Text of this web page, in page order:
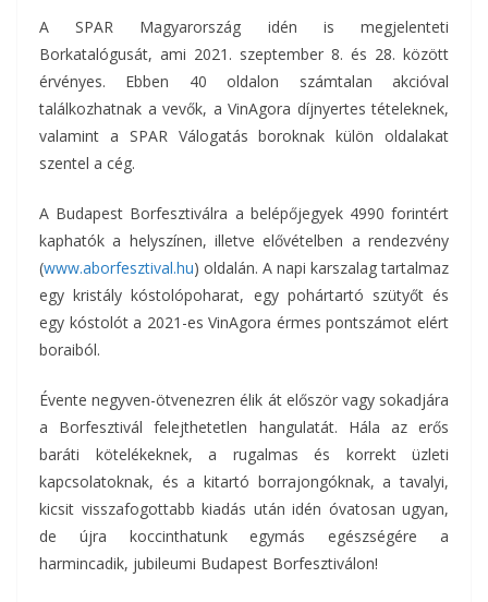
A SPAR Magyarország idén is megjelenteti
Borkatalógusát, ami 2021. szeptember 8. és 28. között
érvényes. Ebben 40 oldalon számtalan akcióval
találkozhatnak a vevők, a VinAgora díjnyertes tételeknek,
valamint a SPAR Válogatás boroknak külön oldalakat
szentel a cég.
A Budapest Borfesztiválra a belépőjegyek 4990 forintért
kaphatók a helyszínen, illetve elővételben a rendezvény
(www.aborfesztival.hu) oldalán. A napi karszalag tartalmaz
egy kristály kóstolópoharat, egy pohártartó szütyőt és
egy kóstolót a 2021-es VinAgora érmes pontszámot elért
boraiból.
Évente negyven-ötvenezren élik át először vagy sokadjára
a Borfesztivál felejthetetlen hangulatát. Hála az erős
baráti kötelékeknek, a rugalmas és korrekt üzleti
kapcsolatoknak, és a kitartó borrajongóknak, a tavalyi,
kicsit visszafogottabb kiadás után idén óvatosan ugyan,
de újra koccinthatunk egymás egészségére a
harmincadik, jubileumi Budapest Borfesztiválon!